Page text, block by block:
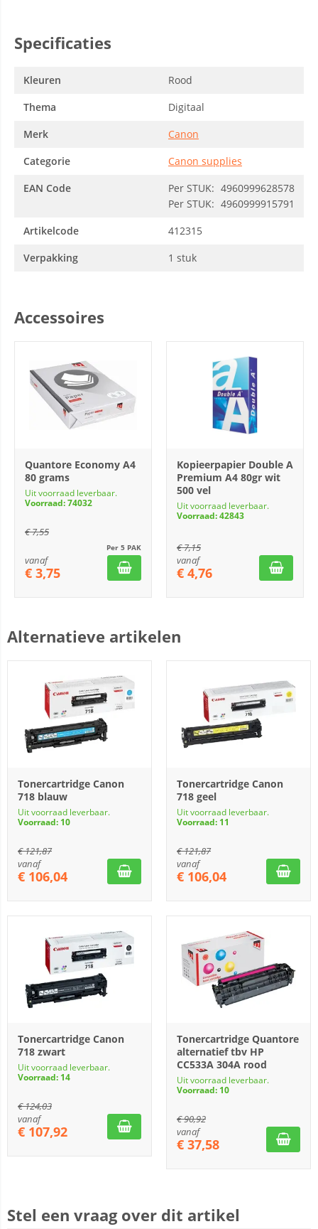
Specificaties
Kleuren
Rood
Thema
Digitaal
Merk
Canon
Categorie
Canon supplies
EAN Code
Per STUK: 4960999628578
Per STUK: 4960999915791
Artikelcode
412315
Verpakking
1 stuk
Accessoires
Quantore Economy A4
80 grams
Uit voorraad leverbaar.
Voorraad: 74032
€7,55
Per 5 PAK
vanaf
€ 3,75
Kopieerpapier Double A
Premium A4 80gr wit
500 vel
Uit voorraad leverbaar.
Voorraad: 42843
€7,15
vanaf
€ 4,76
Alternatieve artikelen
Tonercartridge Canon
718 blauw
Uit voorraad leverbaar.
Voorraad: 10
€121,87
vanaf
€ 106,04
Tonercartridge Canon
718 geel
Uit voorraad leverbaar.
Voorraad: 11
€121,87
vanaf
€ 106,04
Tonercartridge Canon
718 zwart
Uit voorraad leverbaar.
Voorraad: 14
€124,03
vanaf
€ 107,92
Tonercartridge Quantore
alternatief tbv HP
CC533A 304A rood
Uit voorraad leverbaar.
Voorraad: 10
€90,92
vanaf
€ 37,58
Stel een vraag over dit artikel